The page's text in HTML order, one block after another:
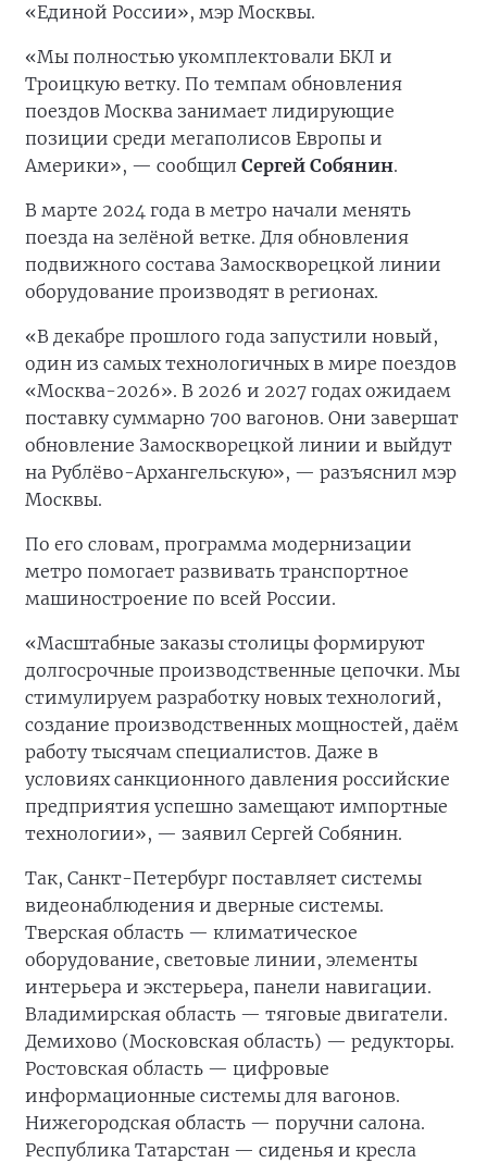
«Единой России», мэр Москвы.
«Мы полностью укомплектовали БКЛ и
Троицкую ветку. По темпам обновления
поездов Москва занимает лидирующие
позиции среди мегаполисов Европы и
Америки», — сообщил Сергей Собянин.
В марте 2024 года в метро начали менять
поезда на зелёной ветке. Для обновления
подвижного состава Замоскворецкой линии
оборудование производят в регионах.
«В декабре прошлого года запустили новый,
один из самых технологичных в мире поездов
«Москва-2026». В 2026 и 2027 годах ожидаем
поставку суммарно 700 вагонов. Они завершат
обновление Замоскворецкой линии и выйдут
на Рублёво-Архангельскую», — разъяснил мэр
Москвы.
По его словам, программа модернизации
метро помогает развивать транспортное
машиностроение по всей России.
«Масштабные заказы столицы формируют
долгосрочные производственные цепочки. Мы
стимулируем разработку новых технологий,
создание производственных мощностей, даём
работу тысячам специалистов. Даже в
условиях санкционного давления российские
предприятия успешно замещают импортные
технологии», — заявил Сергей Собянин.
Так, Санкт-Петербург поставляет системы
видеонаблюдения и дверные системы.
Тверская область — климатическое
оборудование, световые линии, элементы
интерьера и экстерьера, панели навигации.
Владимирская область — тяговые двигатели.
Демихово (Московская область) — редукторы.
Ростовская область — цифровые
информационные системы для вагонов.
Нижегородская область — поручни салона.
Республика Татарстан — сиденья и кресла